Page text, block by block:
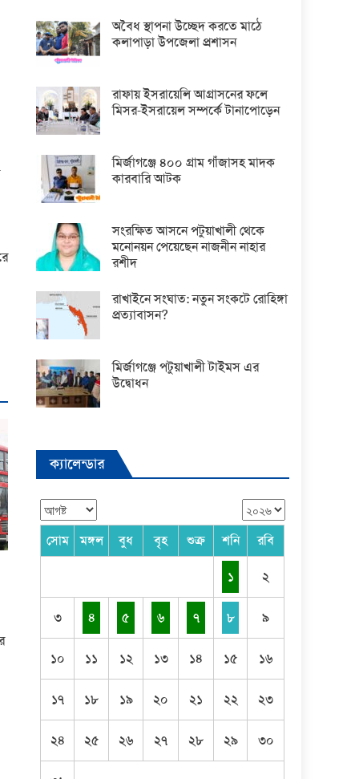
অবৈধ স্থাপনা উচ্ছেদ করতে মাঠে
কলাপাড়া উপজেলা প্রশাসন
রাফায় ইসরায়েলি আগ্রাসনের ফলে
মিসর-ইসরায়েল সম্পর্কে টানাপোড়েন
মির্জাগঞ্জে ৪০০ গ্রাম গাঁজাসহ মাদক
কারবারি আটক
সংরক্ষিত আসনে পটুয়াখালী থেকে
মনোনয়ন পেয়েছেন নাজনীন নাহার
রশীদ
রাখাইনে সংঘাত: নতুন সংকটে রোহিঙ্গা
প্রত্যাবাসন?
মির্জাগঞ্জে পটুয়াখালী টাইমস এর
উদ্বোধন
ক্যালেন্ডার
সোম মঙ্গল বুধ বৃহ শুক্র শনি রবি
১ ২
৩ ৪ ৫ ৬ ৭ ৮ ৯
১০ ১১ ১২ ১৩ ১৪ ১৫ ১৬
১৭ ১৮ ১৯ ২০ ২১ ২২ ২৩
২৪ ২৫ ২৬ ২৭ ২৮ ২৯ ৩০